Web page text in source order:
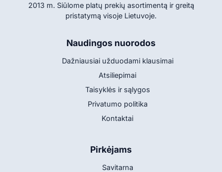
2013 m. Siūlome platų prekių asortimentą ir greitą
pristatymą visoje Lietuvoje.
Naudingos nuorodos
Dažniausiai užduodami klausimai
Atsiliepimai
Taisyklės ir sąlygos
Privatumo politika
Kontaktai
Pirkėjams
Savitarna